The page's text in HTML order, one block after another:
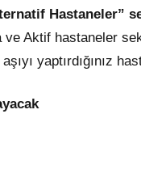
Hastaneler”
ve Aktif hastaneler
yaptırdığınız